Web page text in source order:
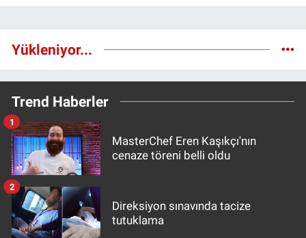
Yükleniyor...
Trend Haberler
MasterChef Eren Kaşıkçı'nın
cenaze töreni belli oldu
1
Direksiyon sınavında tacize
tutuklama
2